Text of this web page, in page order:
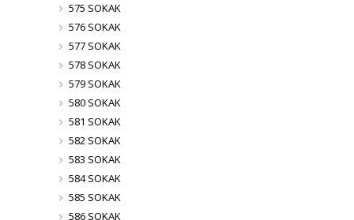
575 SOKAK
576 SOKAK
577 SOKAK
578 SOKAK
579 SOKAK
580 SOKAK
581 SOKAK
582 SOKAK
583 SOKAK
584 SOKAK
585 SOKAK
586 SOKAK